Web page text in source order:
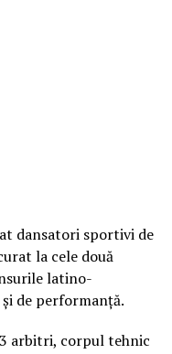
dansatori sportivi de
la cele două
latino-
de performanță.
arbitri, corpul tehnic